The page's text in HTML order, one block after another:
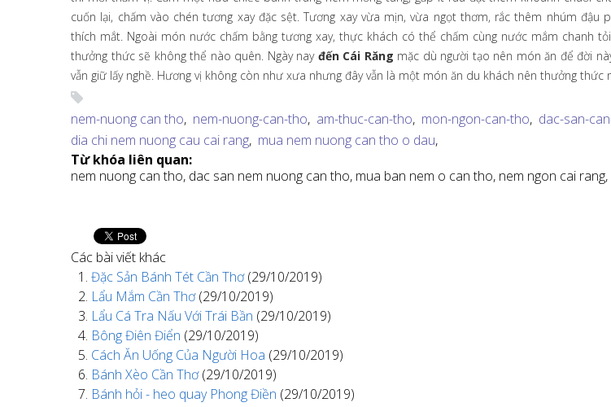
cuốn lại, chấm vào chén tương xay đặc sệt. Tương xay vừa mịn, vừa ngọt thơm, rắc thêm nhúm đậu
thích mắt. Ngoài món nước chấm bằng tương xay, thực khách có thể chấm cùng nước mắm chanh
thưởng thức sẽ không thể nào quên. Ngày nay đến Cái Răng mặc dù người tạo nên món ăn để đời
vẫn giữ lấy nghề. Hương vị không còn như xưa nhưng đây vẫn là một món ăn du khách nên thưởng thức
nem-nuong can tho, nem-nuong-can-tho, am-thuc-can-tho, mon-ngon-can-tho, dac-san-
dia chi nem nuong cau cai rang, mua nem nuong can tho o dau,
Từ khóa liên quan:
nem nuong can tho, dac san nem nuong can tho, mua ban nem o can tho, nem ngon cai rang,
Các bài viết khác
Đặc Sản Bánh Tét Cần Thơ(29/10/2019)
Lẩu Mắm Cần Thơ(29/10/2019)
Lẩu Cá Tra Nấu Với Trái Bần (29/10/2019)
Bông Điên Điển (29/10/2019)
Cách Ăn Uống Của Người Hoa (29/10/2019)
Bánh Xèo Cần Thơ(29/10/2019)
Bánh hỏi - heo quay Phong Điền (29/10/2019)